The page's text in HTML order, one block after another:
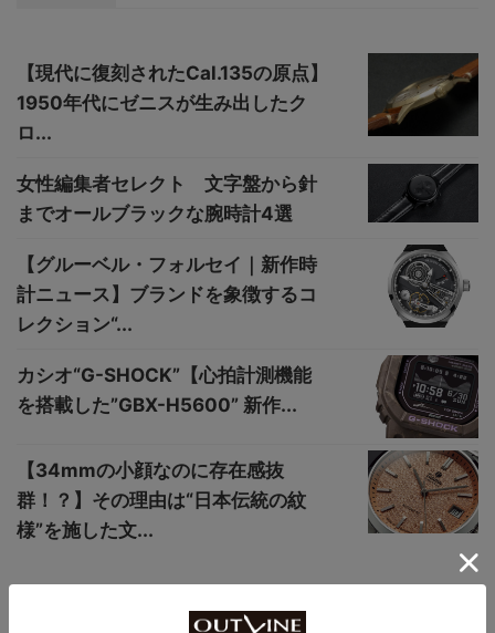
【現代に復刻されたCal.135の原点】
1950年代にゼニスが生み出したク
ロ...
女性編集者セレクト 文字盤から針
までオールブラックな腕時計4選
【グルーベル・フォルセイ｜新作時
計ニュース】ブランドを象徴するコ
レクション“...
カシオ“G-SHOCK”【心拍計測機能
を搭載した”GBX-H5600” 新作...
【34mmの小顔なのに存在感抜
群！？】その理由は“日本伝統の紋
様”を施した文...